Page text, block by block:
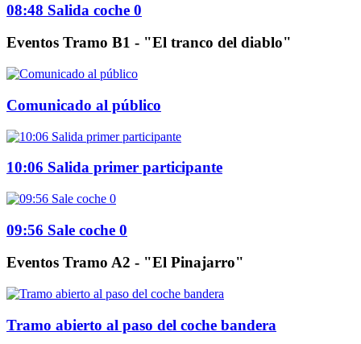
08:48 Salida coche 0
Eventos Tramo B1 - "El tranco del diablo"
Comunicado al público
10:06 Salida primer participante
09:56 Sale coche 0
Eventos Tramo A2 - "El Pinajarro"
Tramo abierto al paso del coche bandera